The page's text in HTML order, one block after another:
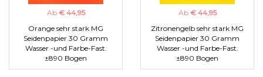
Ab € 44,95
Orange sehr stark MG
Seidenpapier 30 Gramm
Wasser -und Farbe-Fast.
±890 Bogen
Ab € 44,95
Zitronengelb sehr stark MG
Seidenpapier 30 Gramm
Wasser -und Farbe-Fast.
±890 Bogen